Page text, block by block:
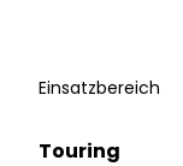
Einsatzbereich
Touring